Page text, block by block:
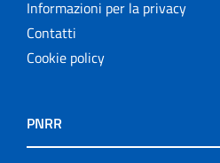
Informazioni per la privacy
Contatti
Cookie policy
PNRR